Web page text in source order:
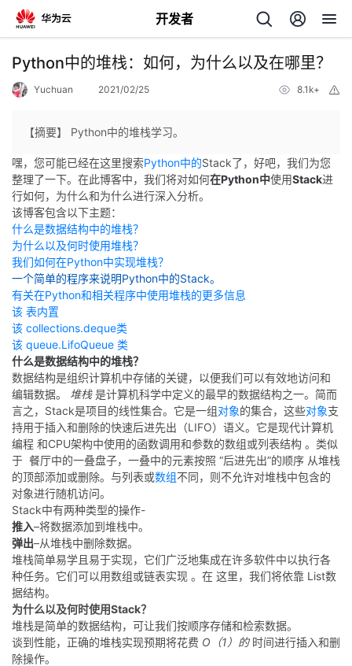
开发者
返
个
人
主
页
我
的
开
发
者
我
的
博
客
我
的
论
坛
我
的
圈
子
我
的
直
播
我
的
活
我
的
我
Python中的堆栈：如何，为什么以及在哪里？
Yuchuan 2021/02/25 8.1k+
【摘要】 Python中的堆栈学习。
嘿，您可能已经在这里搜索Python中的Stack了，好吧，我们为您
整理了一下。在此博客中，我们将对如何在Python中使用Stack进
行如何，为什么和为什么进行深入分析。
该博客包含以下主题：
什么是数据结构中的堆栈？
为什么以及何时使用堆栈？
我们如何在Python中实现堆栈？
一个简单的程序来说明Python中的Stack。
有关在Python和相关程序中使用堆栈的更多信息
该 表内置
该 collections.deque类
该 queue.LifoQueue 类
什么是数据结构中的堆栈？
数据结构是组织计算机中存储的关键，以便我们可以有效地访问和
编辑数据。 堆栈是计算机科学中定义的最早的数据结构之一。 简而
言之，Stack是项目的线性集合。它是一组对象的集合，这些对象支
持用于插入和删除的快速后进先出（LIFO）语义。它是现代计算机
编程 和CPU架构中使用的函数调用和参数的数组或列表结构 。类似
于 餐厅中的一叠盘子，一叠中的元素按照 “后进先出”的顺序 从堆栈
的顶部添加或删除。与列表或数组不同，则不允许对堆栈中包含的
对象进行随机访问。
Stack中有两种类型的操作-
推入–将数据添加到堆栈中。
弹出–从堆栈中删除数据。
堆栈简单易学且易于实现，它们广泛地集成在许多软件中以执行各
种任务。它们可以用数组或链表实现 。在 这里，我们将依靠 List数
据结构。
为什么以及何时使用Stack？
堆栈是简单的数据结构，可让我们按顺序存储和检索数据。
谈到性能，正确的堆栈实现预期将花费 O（1）的时间进行插入和删
除操作。